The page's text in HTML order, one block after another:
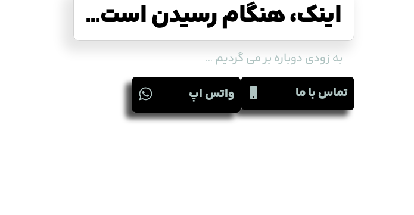
اینک، هنگام رسیدن است...
به زودی دوباره بر می گردیم ...
تماس با ما واتس اپ